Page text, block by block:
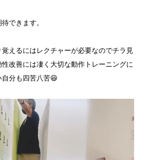
できます。
えるにはレクチャーが必要なのでチラ見
改善には凄く大切な動作トレーニングに
分も四苦八苦😆